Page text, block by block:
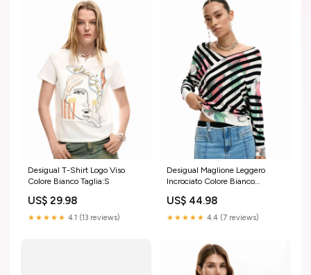
Desigual T-Shirt Logo Viso
Colore Bianco Taglia:S
US$ 29.98
★★★★★ 4.1 (13 reviews)
Desigual Maglione Leggero
Incrociato Colore Bianco
US$ 44.98
★★★★★ 4.4 (7 reviews)